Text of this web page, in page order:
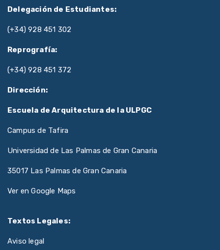
Delegación de Estudiantes:
(+34) 928 451 302
Reprografía:
(+34) 928 451 372
Dirección:
Escuela de Arquitectura de la ULPGC
Campus de Tafira
Universidad de Las Palmas de Gran Canaria
35017 Las Palmas de Gran Canaria
Ver en Google Maps
Textos Legales:
Aviso legal